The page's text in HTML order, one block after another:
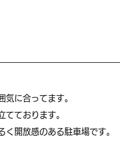
気に合ってます。
てております。
開放感のある駐車場です。